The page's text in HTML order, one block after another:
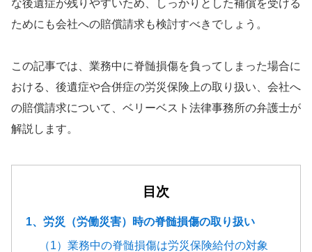
な後遺症が残りやすいため、しっかりとした補償を受ける
ためにも会社への賠償請求も検討すべきでしょう。
この記事では、業務中に脊髄損傷を負ってしまった場合に
おける、後遺症や合併症の労災保険上の取り扱い、会社へ
の賠償請求について、ベリーベスト法律事務所の弁護士が
解説します。
目次
1、労災（労働災害）時の脊髄損傷の取り扱い
（1）業務中の脊髄損傷は労災保険給付の対象